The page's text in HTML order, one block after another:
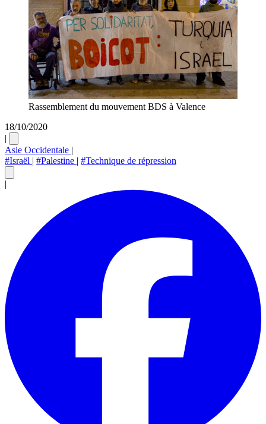
Rassemblement du mouvement BDS à Valence
18/10/2020
|
Asie Occidentale |
#Israël | #Palestine | #Technique de répression
|